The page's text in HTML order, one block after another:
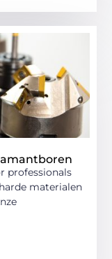
professionals
materialen